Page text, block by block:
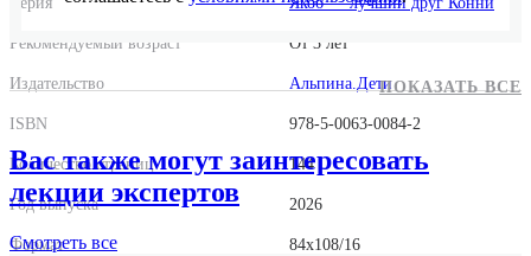
Рекомендуемый возраст От 3 лет
Издательство Альпина.Дети
ISBN 978-5-0063-0084-2
Количество страниц 144
Год выпуска 2026
Формат 84x108/16
ПОКАЗАТЬ ВСЕ
Вас также могут заинтересовать
лекции экспертов
Смотреть все